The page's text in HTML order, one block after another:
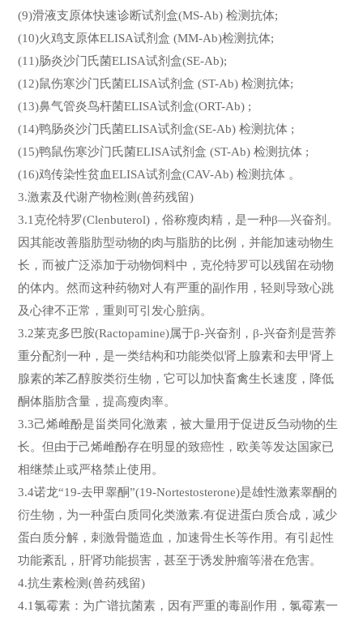
(9)滑液支原体快速诊断试剂盒(MS-Ab) 检测抗体;
(10)火鸡支原体ELISA试剂盒 (MM-Ab)检测抗体;
(11)肠炎沙门氏菌ELISA试剂盒(SE-Ab);
(12)鼠伤寒沙门氏菌ELISA试剂盒 (ST-Ab) 检测抗体;
(13)鼻气管炎鸟杆菌ELISA试剂盒(ORT-Ab) ;
(14)鸭肠炎沙门氏菌ELISA试剂盒(SE-Ab) 检测抗体 ;
(15)鸭鼠伤寒沙门氏菌ELISA试剂盒 (ST-Ab) 检测抗体 ;
(16)鸡传染性贫血ELISA试剂盒(CAV-Ab) 检测抗体 。
3.激素及代谢产物检测(兽药残留)
3.1克伦特罗(Clenbuterol)，俗称瘦肉精，是一种β—兴奋剂。
因其能改善脂肪型动物的肉与脂肪的比例，并能加速动物生
长，而被广泛添加于动物饲料中，克伦特罗可以残留在动物
的体内。然而这种药物对人有严重的副作用，轻则导致心跳
及心律不正常，重则可引发心脏病。
3.2莱克多巴胺(Ractopamine)属于β-兴奋剂，β-兴奋剂是营养
重分配剂一种，是一类结构和功能类似肾上腺素和去甲肾上
腺素的苯乙醇胺类衍生物，它可以加快畜禽生长速度，降低
酮体脂肪含量，提高瘦肉率。
3.3己烯雌酚是甾类同化激素，被大量用于促进反刍动物的生
长。但由于己烯雌酚存在明显的致癌性，欧美等发达国家已
相继禁止或严格禁止使用。
3.4诺龙“19-去甲睾酮”(19-Nortestosterone)是雄性激素睾酮的
衍生物，为一种蛋白质同化类激素.有促进蛋白质合成，减少
蛋白质分解，刺激骨髓造血，加速骨生长等作用。有引起性
功能紊乱，肝肾功能损害，甚至于诱发肿瘤等潜在危害。
4.抗生素检测(兽药残留)
4.1氯霉素：为广谱抗菌素，因有严重的毒副作用，氯霉素一